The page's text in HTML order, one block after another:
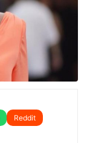
Reddit